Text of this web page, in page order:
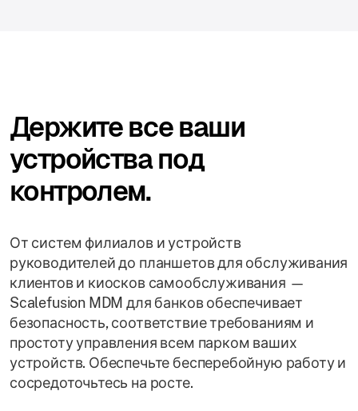
Держите все ваши
устройства под
контролем.
От систем филиалов и устройств
руководителей до планшетов для обслуживания
клиентов и киосков самообслуживания —
Scalefusion MDM для банков обеспечивает
безопасность, соответствие требованиям и
простоту управления всем парком ваших
устройств. Обеспечьте бесперебойную работу и
сосредоточьтесь на росте.